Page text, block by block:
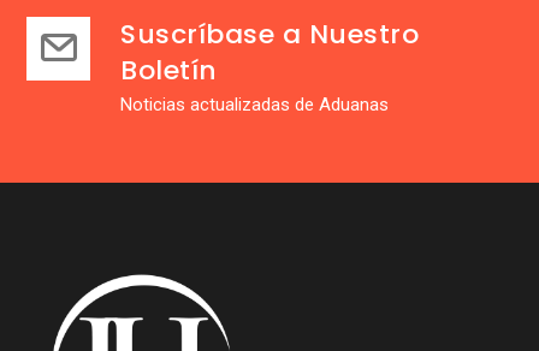
Suscríbase a Nuestro
Boletín
Noticias actualizadas de Aduanas